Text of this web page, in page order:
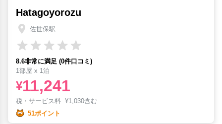
Hatagoyorozu
佐世保駅
8.6非常に満足 (0件口コミ)
1部屋 x 1泊
¥11,241
税・サービス料 ¥1,030含む
51ポイント